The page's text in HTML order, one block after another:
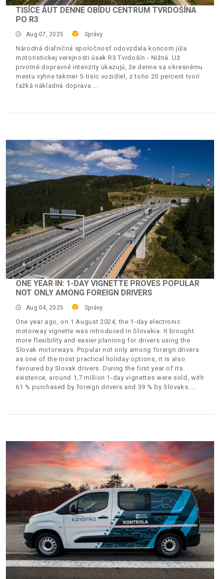
TISÍCE ÁUT DENNE OBÍDU CENTRUM TVRDOŠÍNA
PO R3
Aug 07, 2025 Správy
Národná diaľničná spoločnosť odovzdala koncom júla
motoristickej verejnosti úsek R3 Tvrdošín - Nižná. Už
prvotné dopravné intenzity ukazujú, že denne sa okresnému
mestu vyhne takmer 5-tisíc vozidiel, z toho 20 percent tvorí
ťažká nákladná doprava.
ONE YEAR IN: 1-DAY VIGNETTE PROVES POPULAR
NOT ONLY AMONG FOREIGN DRIVERS
Aug 04, 2025 Správy
One year ago, on 1 August 2024, the 1-day electronic
motorway vignette was introduced in Slovakia. It brought
more flexibility and easier planning for drivers using the
Slovak motorways. Popular not only among foreign drivers
as one of the most practical holiday options, it is also
favoured by Slovak drivers. During the first year of its
existence, around 1,7 million 1-day vignettes were sold, with
61 % purchased by foreign drivers and 39 % by Slovaks.